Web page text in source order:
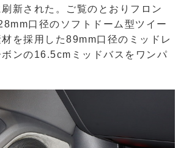
新された。ご覧のとおりフロン
口径のソフトドーム型ツイー
を採用した89mm口径のミッドレ
ンの16.5cmミッドバスをワンパ